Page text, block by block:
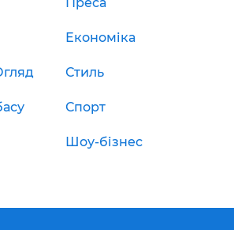
Економіка
Стиль
Спорт
Шоу-бізнес